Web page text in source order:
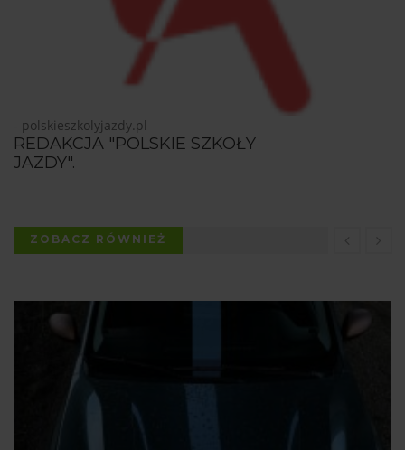
REDAKCJA "POLSKIE SZKOŁY
JAZDY".
- polskieszkolyjazdy.pl
ZOBACZ RÓWNIEŻ